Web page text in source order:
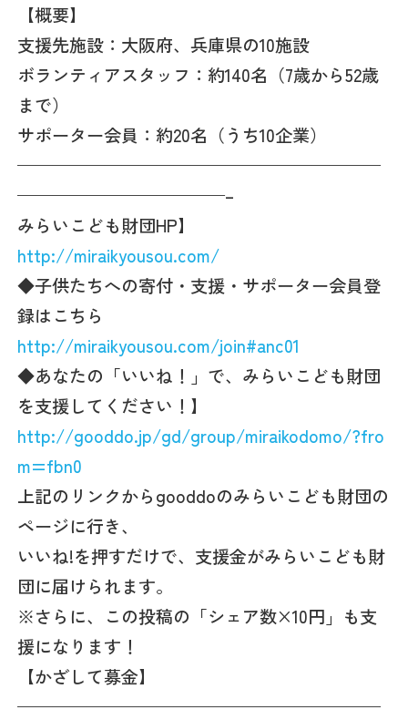
【概要】
支援先施設：大阪府、兵庫県の10施設
ボランティアスタッフ：約140名（7歳から52歳
まで）
サポーター会員：約20名（うち10企業）
—————————————————————
————————————–
みらいこども財団HP】
http://miraikyousou.com/
◆子供たちへの寄付・支援・サポーター会員登
録はこちら
http://miraikyousou.com/join#anc01
◆あなたの「いいね！」で、みらいこども財団
を支援してください！】
http://gooddo.jp/gd/group/miraikodomo/?fro
m=fbn0
上記のリンクからgooddoのみらいこども財団の
ページに行き、
いいね!を押すだけで、支援金がみらいこども財
団に届けられます。
※さらに、この投稿の「シェア数×10円」も支
援になります！
【かざして募金】
—————————————————————